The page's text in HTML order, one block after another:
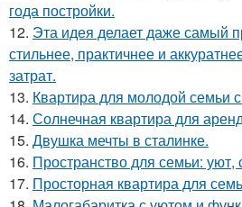
года постройки.
12. Эта идея делает даже самый
стильнее, практичнее и
затрат.
13. Квартира для молодой семьи
14. Солнечная квартира для
15. Двушка мечты в сталинке.
16. Пространство для семьи: уют,
17. Просторная квартира для